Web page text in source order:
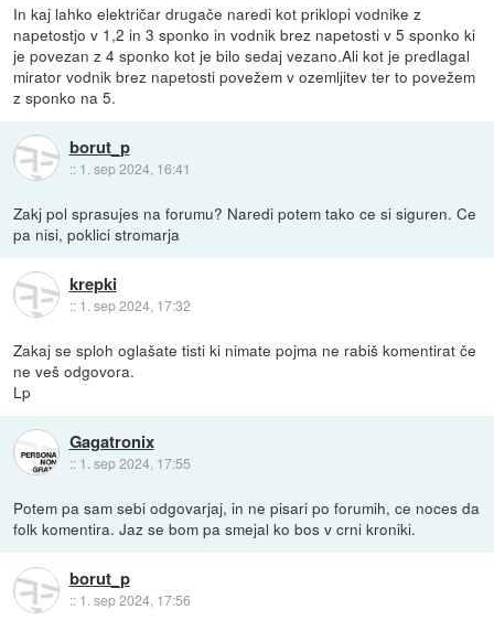
In kaj lahko električar drugače naredi kot priklopi vodnike z
napetostjo v 1,2 in 3 sponko in vodnik brez napetosti v 5 sponko ki
je povezan z 4 sponko kot je bilo sedaj vezano.Ali kot je predlagal
mirator vodnik brez napetosti povežem v ozemljitev ter to povežem
z sponko na 5.
borut_p
:: 1. sep 2024, 16:41
Zakj pol sprasujes na forumu? Naredi potem tako ce si siguren. Ce
pa nisi, poklici stromarja
krepki
:: 1. sep 2024, 17:32
Zakaj se sploh oglašate tisti ki nimate pojma ne rabiš komentirat če
ne veš odgovora.
Lp
Gagatronix
:: 1. sep 2024, 17:55
Potem pa sam sebi odgovarjaj, in ne pisari po forumih, ce noces da
folk komentira. Jaz se bom pa smejal ko bos v crni kroniki.
borut_p
:: 1. sep 2024, 17:56